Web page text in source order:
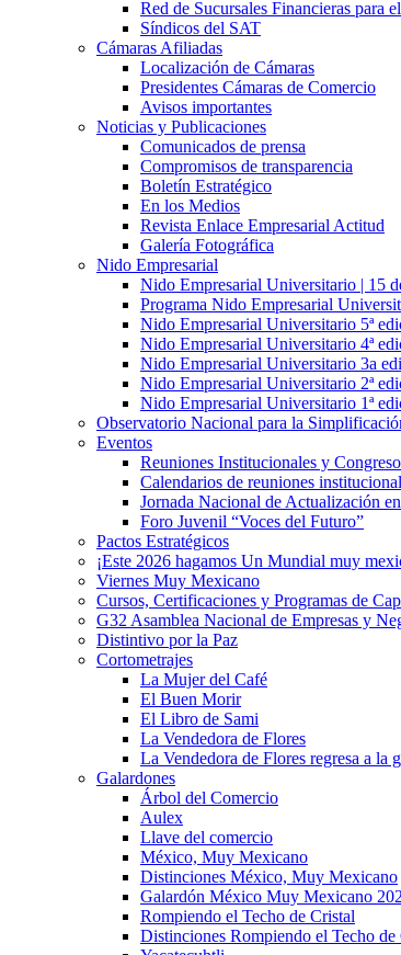
Red de Sucursales Financieras para
Síndicos del SAT
Cámaras Afiliadas
Localización de Cámaras
Presidentes Cámaras de Comercio
Avisos importantes
Noticias y Publicaciones
Comunicados de prensa
Compromisos de transparencia
Boletín Estratégico
En los Medios
Revista Enlace Empresarial Actitud
Galería Fotográfica
Nido Empresarial
Nido Empresarial Universitario | 15
Programa Nido Empresarial
Nido Empresarial Universitario 5ª
Nido Empresarial Universitario 4ª
Nido Empresarial Universitario 3a
Nido Empresarial Universitario 2ª
Nido Empresarial Universitario 1ª
Observatorio Nacional para la
Eventos
Reuniones Institucionales y
Calendarios de reuniones
Jornada Nacional de Actualización
Foro Juvenil “Voces del Futuro”
Pactos Estratégicos
¡Este 2026 hagamos Un Mundial muy
Viernes Muy Mexicano
Cursos, Certificaciones y Programas de
G32 Asamblea Nacional de Empresas y
Distintivo por la Paz
Cortometrajes
La Mujer del Café
El Buen Morir
El Libro de Sami
La Vendedora de Flores
La Vendedora de Flores regresa a la
Galardones
Árbol del Comercio
Aulex
Llave del comercio
México, Muy Mexicano
Distinciones México, Muy Mexicano
Galardón México Muy Mexicano
Rompiendo el Techo de Cristal
Distinciones Rompiendo el Techo de